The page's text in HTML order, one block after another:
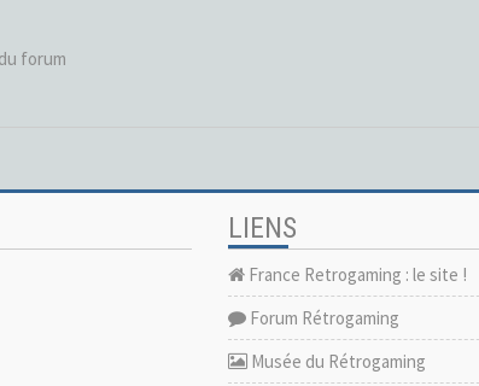
forum
LIENS
France Retrogaming : le site !
Forum Rétrogaming
Musée du Rétrogaming